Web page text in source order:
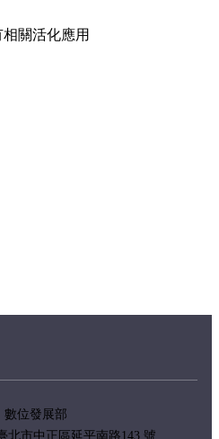
相關活化應用
數位發展部
北市中正區延平南路143 號